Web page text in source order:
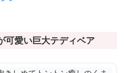
可愛い巨大テディベア